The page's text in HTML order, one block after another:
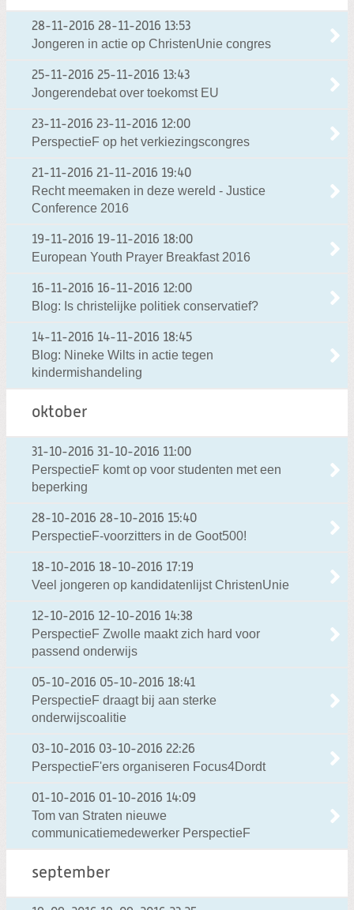
28-11-2016 28-11-2016 13:53
Jongeren in actie op ChristenUnie congres
25-11-2016 25-11-2016 13:43
Jongerendebat over toekomst EU
23-11-2016 23-11-2016 12:00
PerspectieF op het verkiezingscongres
21-11-2016 21-11-2016 19:40
Recht meemaken in deze wereld - Justice
Conference 2016
19-11-2016 19-11-2016 18:00
European Youth Prayer Breakfast 2016
16-11-2016 16-11-2016 12:00
Blog: Is christelijke politiek conservatief?
14-11-2016 14-11-2016 18:45
Blog: Nineke Wilts in actie tegen
kindermishandeling
oktober
31-10-2016 31-10-2016 11:00
PerspectieF komt op voor studenten met een
beperking
28-10-2016 28-10-2016 15:40
PerspectieF-voorzitters in de Goot500!
18-10-2016 18-10-2016 17:19
Veel jongeren op kandidatenlijst ChristenUnie
12-10-2016 12-10-2016 14:38
PerspectieF Zwolle maakt zich hard voor
passend onderwijs
05-10-2016 05-10-2016 18:41
PerspectieF draagt bij aan sterke
onderwijscoalitie
03-10-2016 03-10-2016 22:26
PerspectieF'ers organiseren Focus4Dordt
01-10-2016 01-10-2016 14:09
Tom van Straten nieuwe
communicatiemedewerker PerspectieF
september